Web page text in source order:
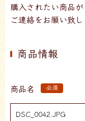
購入されたい商品
ご連絡をお願い致し
商品情報
商品名 必須